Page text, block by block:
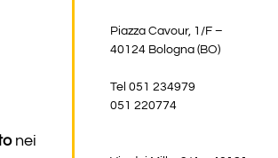
nei
Piazza Cavour, 1/F –
40124 Bologna (BO)
Tel 051 234979
051 220774